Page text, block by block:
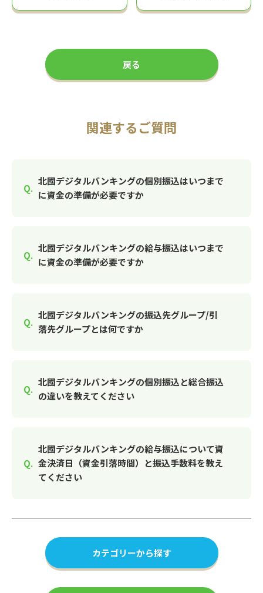
戻る
関連するご質問
北國デジタルバンキングの個別振込はいつまで
に資金の準備が必要ですか
北國デジタルバンキングの給与振込はいつまで
に資金の準備が必要ですか
北國デジタルバンキングの振込先グループ/引
落先グループとは何ですか
北國デジタルバンキングの個別振込と総合振込
の違いを教えてください
北國デジタルバンキングの給与振込について資
金決済日（資金引落時間）と振込手数料を教え
てください
カテゴリーから探す